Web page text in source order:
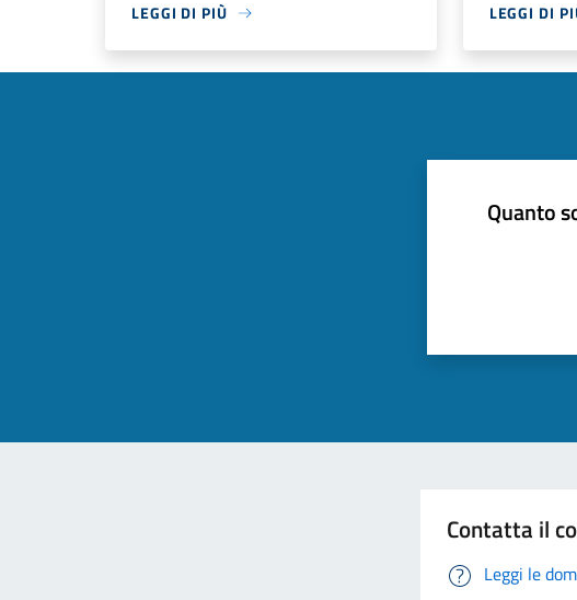
LEGGI DI PIÙ LEGGI DI
Quanto
Contatta il
Leggi le